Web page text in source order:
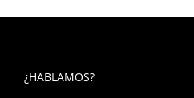
¿HABLAMOS?